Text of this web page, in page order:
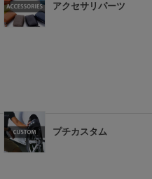
アクセサリパーツ
プチカスタム